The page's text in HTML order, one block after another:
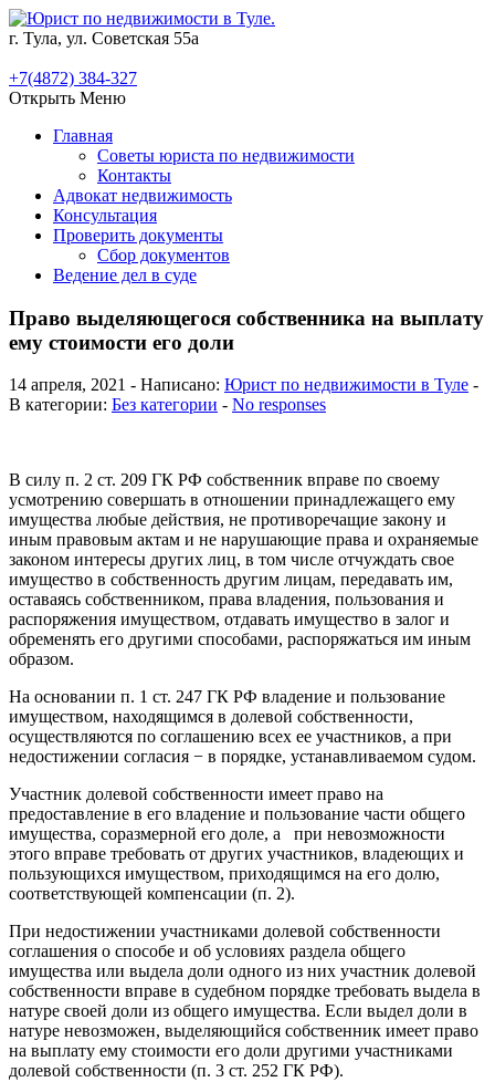
г. Тула, ул. Советская 55а
+7(4872) 384-327
Открыть Меню
Главная
Советы юриста по недвижимости
Контакты
Адвокат недвижимость
Консультация
Проверить документы
Сбор документов
Ведение дел в суде
Право выделяющегося собственника на выплату
ему стоимости его доли
14 апреля, 2021 - Написано: Юрист по недвижимости в Туле -
В категории: Без категории - No responses
В силу п. 2 ст. 209 ГК РФ собственник вправе по своему
усмотрению совершать в отношении принадлежащего ему
имущества любые действия, не противоречащие закону и
иным правовым актам и не нарушающие права и охраняемые
законом интересы других лиц, в том числе отчуждать свое
имущество в собственность другим лицам, передавать им,
оставаясь собственником, права владения, пользования и
распоряжения имуществом, отдавать имущество в залог и
обременять его другими способами, распоряжаться им иным
образом.
На основании п. 1 ст. 247 ГК РФ владение и пользование
имуществом, находящимся в долевой собственности,
осуществляются по соглашению всех ее участников, а при
недостижении согласия − в порядке, устанавливаемом судом.
Участник долевой собственности имеет право на
предоставление в его владение и пользование части общего
имущества, соразмерной его доле, а при невозможности
этого вправе требовать от других участников, владеющих и
пользующихся имуществом, приходящимся на его долю,
соответствующей компенсации (п. 2).
При недостижении участниками долевой собственности
соглашения о способе и об условиях раздела общего
имущества или выдела доли одного из них участник долевой
собственности вправе в судебном порядке требовать выдела в
натуре своей доли из общего имущества. Если выдел доли в
натуре невозможен, выделяющийся собственник имеет право
на выплату ему стоимости его доли другими участниками
долевой собственности (п. 3 ст. 252 ГК РФ).